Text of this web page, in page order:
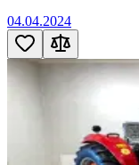
04.04.2024